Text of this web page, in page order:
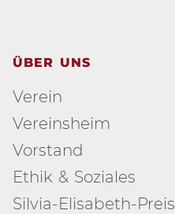
ÜBER UNS
Verein
Vereinsheim
Vorstand
Ethik & Soziales
Silvia-Elisabeth-Preis